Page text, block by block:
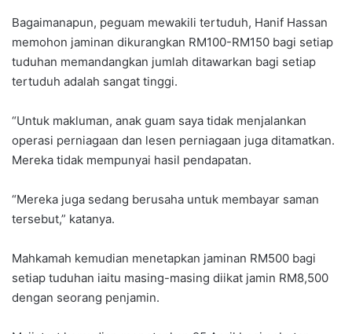
Bagaimanapun, peguam mewakili tertuduh, Hanif Hassan
memohon jaminan dikurangkan RM100-RM150 bagi setiap
tuduhan memandangkan jumlah ditawarkan bagi setiap
tertuduh adalah sangat tinggi.
“Untuk makluman, anak guam saya tidak menjalankan
operasi perniagaan dan lesen perniagaan juga ditamatkan.
Mereka tidak mempunyai hasil pendapatan.
“Mereka juga sedang berusaha untuk membayar saman
tersebut,” katanya.
Mahkamah kemudian menetapkan jaminan RM500 bagi
setiap tuduhan iaitu masing-masing diikat jamin RM8,500
dengan seorang penjamin.